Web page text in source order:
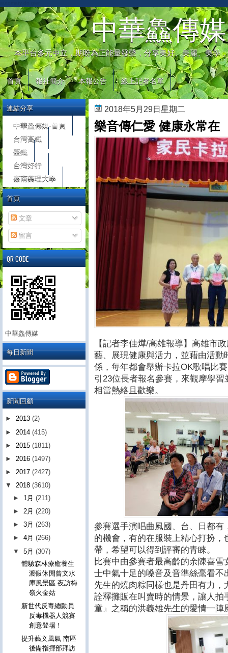
中華鱻傳媒
本平台多元中立，期盼為正能量發聲，分享美好、美麗、美學
首頁 報社簡介 本報公告 線上記者名單
2018年5月29日星期二
樂音傳仁愛 健康永常在
【記者李佳燁/高雄報導】高雄市
藝、展現健康與活力，並藉由活
係，每年都會舉辦卡拉OK歌唱比
引 23位長者報名參賽，來觀摩學
相當熱絡且歡樂。
參賽選手演唱曲風國、台、日都
的機會，有的在服裝上精心打扮
帶，希望可以得到評審的青睞。
比賽中由參賽者最高齡的余陳喜
士中氣十足的嗓音及音準絲毫看不
先生的燒肉粽同樣也是丹田有力，
詮釋攤販在叫賣時的情景，讓人
童』之稱的洪義雄先生的愛情一陣
連結分享
中華鱻傳媒-首頁
台灣高鐵
臺鐵
台灣好行
嘉南藥理大學
首頁
文章
留言
QR CODE
中華鱻傳媒
每日新聞
新聞回顧
► 2013 (2)
► 2014 (415)
► 2015 (1811)
► 2016 (1497)
► 2017 (2427)
▼ 2018 (3610)
► 1月(211)
► 2月(220)
►3月(263)
►4月(266)
▼5月(307)
體驗森林療癒養生
渡假休閒曾文水
庫風景區 夜訪梅
嶺火金姑
新世代反毒總動員
反毒機器人競賽
創意登場！
提升藝文風氣 南區
後備指揮部拜訪